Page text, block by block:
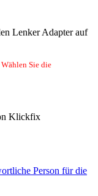
Lenker Adapter auf
Sie die
Klickfix
Person für die